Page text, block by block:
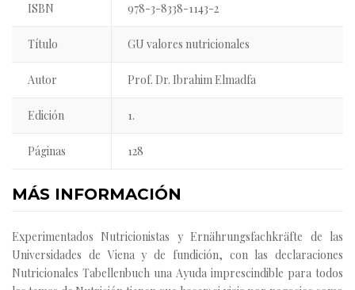
ISBN 978-3-8338-1143-2
Título GU valores nutricionales
Autor Prof. Dr. Ibrahim Elmadfa
Edición 1.
Páginas 128
MÁS INFORMACIÓN
Experimentados Nutricionistas y Ernährungsfachkräfte de las
Universidades de Viena y de fundición, con las declaraciones
Nutricionales Tabellenbuch una Ayuda imprescindible para todos